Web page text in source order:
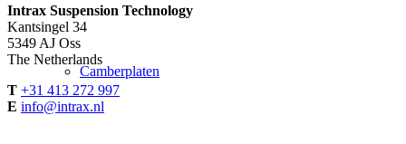
Camberplaten
Intrax Suspension Technology
Kantsingel 34
5349 AJ Oss
The Netherlands
T +31 413 272 997
E info@intrax.nl